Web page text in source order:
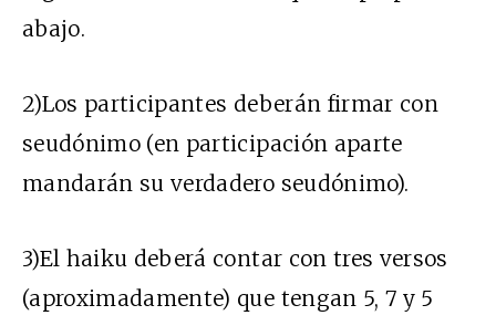
abajo.
2)Los participantes deberán firmar con
seudónimo (en participación aparte
mandarán su verdadero seudónimo).
3)El haiku deberá contar con tres versos
(aproximadamente) que tengan 5, 7 y 5